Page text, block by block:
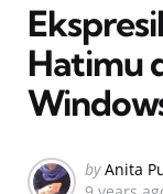
Hatimu
Posted
by Anita